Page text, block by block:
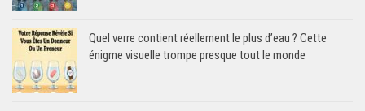
Quel verre contient réellement le plus d’eau ? Cette
énigme visuelle trompe presque tout le monde